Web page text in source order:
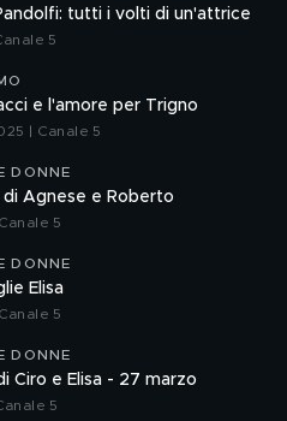
tutti i volti di un'attrice
5
e l'amore per Trigno
| Canale 5
DONNE
di Agnese e Roberto
5
DONNE
Elisa
5
DONNE
Ciro e Elisa - 27 marzo
5